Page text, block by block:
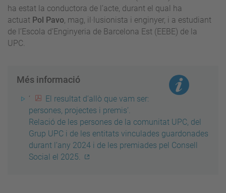
ha estat la conductora de l’acte, durant el qual ha
actuat Pol Pavo , mag, il·lusionista i enginyer, i a estudiant
de l’Escola d’Enginyeria de Barcelona Est (EEBE) de la
UPC.
Més informació
‘
El resultat d’allò que vam ser:
persones, projectes i premis’.
Relació de les persones de la comunitat UPC, del
Grup UPC i de les entitats vinculades guardonades
durant l’any 2024 i de les premiades pel Consell
Social el 2025.